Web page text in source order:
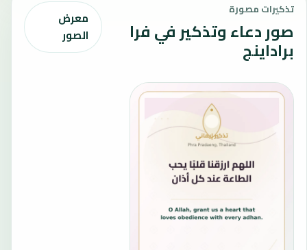
تذكيرات مصورة
صور دعاء وتذكير في فرا
براداينج
معرض
الصور